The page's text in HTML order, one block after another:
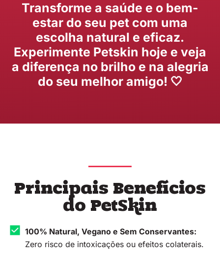
Transforme a saúde e o bem-
estar do seu pet com uma
escolha natural e eficaz.
Experimente Petskin hoje e veja
a diferença no brilho e na alegria
do seu melhor amigo! 🤍
Principais Benefícios
do PetSkin
100% Natural, Vegano e Sem Conservantes:
Zero risco de intoxicações ou efeitos colaterais.